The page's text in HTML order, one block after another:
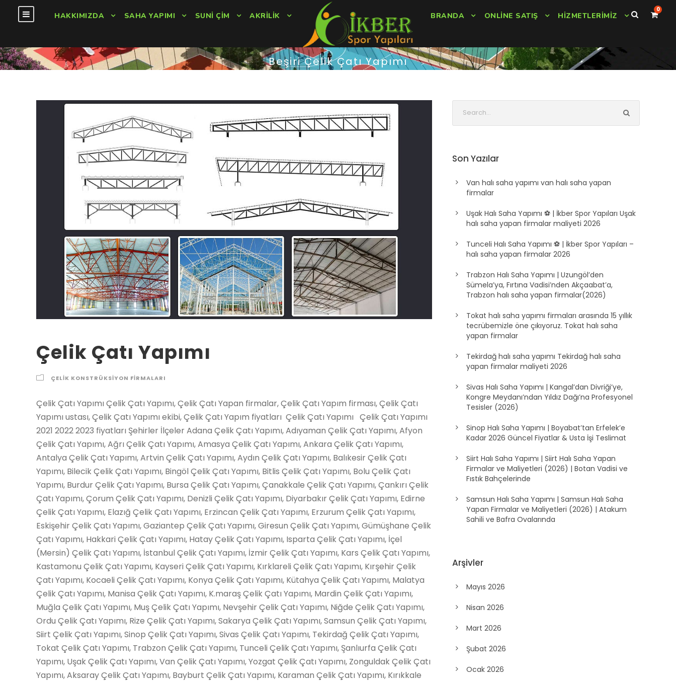
HAKKIMIZDA SAHA YAPIMI SUNI ÇIM AKRILIK BRANDA ONLINE SATIŞ HIZMETLERIMIZ
0
Beşiri Çelik Çatı Yapımı
Çelik Çatı Yapımı
ÇELIK KONSTRÜKSIYON FIRMALARI
Çelik Çatı Yapımı Çelik Çatı Yapımı, Çelik Çatı Yapan firmalar, Çelik Çatı Yapım firması, Çelik Çatı Yapımı ustası, Çelik Çatı Yapımı ekibi, Çelik Çatı Yapım fiyatları Çelik Çatı Yapımı Çelik Çatı Yapımı 2021 2022 2023 fiyatları Şehirler İlçeler Adana Çelik Çatı Yapımı, Adıyaman Çelik Çatı Yapımı, Afyon Çelik Çatı Yapımı, Ağrı Çelik Çatı Yapımı, Amasya Çelik Çatı Yapımı, Ankara Çelik Çatı Yapımı, Antalya Çelik Çatı Yapımı, Artvin Çelik Çatı Yapımı, Aydın Çelik Çatı Yapımı, Balıkesir Çelik Çatı Yapımı, Bilecik Çelik Çatı Yapımı, Bingöl Çelik Çatı Yapımı, Bitlis Çelik Çatı Yapımı, Bolu Çelik Çatı Yapımı, Burdur Çelik Çatı Yapımı, Bursa Çelik Çatı Yapımı, Çanakkale Çelik Çatı Yapımı, Çankırı Çelik Çatı Yapımı, Çorum Çelik Çatı Yapımı, Denizli Çelik Çatı Yapımı, Diyarbakır Çelik Çatı Yapımı, Edirne Çelik Çatı Yapımı, Elazığ Çelik Çatı Yapımı, Erzincan Çelik Çatı Yapımı, Erzurum Çelik Çatı Yapımı, Eskişehir Çelik Çatı Yapımı, Gaziantep Çelik Çatı Yapımı, Giresun Çelik Çatı Yapımı, Gümüşhane Çelik Çatı Yapımı, Hakkari Çelik Çatı Yapımı, Hatay Çelik Çatı Yapımı, Isparta Çelik Çatı Yapımı, İçel (Mersin) Çelik Çatı Yapımı, İstanbul Çelik Çatı Yapımı, İzmir Çelik Çatı Yapımı, Kars Çelik Çatı Yapımı, Kastamonu Çelik Çatı Yapımı, Kayseri Çelik Çatı Yapımı, Kırklareli Çelik Çatı Yapımı, Kırşehir Çelik Çatı Yapımı, Kocaeli Çelik Çatı Yapımı, Konya Çelik Çatı Yapımı, Kütahya Çelik Çatı Yapımı, Malatya Çelik Çatı Yapımı, Manisa Çelik Çatı Yapımı, K.maraş Çelik Çatı Yapımı, Mardin Çelik Çatı Yapımı, Muğla Çelik Çatı Yapımı, Muş Çelik Çatı Yapımı, Nevşehir Çelik Çatı Yapımı, Niğde Çelik Çatı Yapımı, Ordu Çelik Çatı Yapımı, Rize Çelik Çatı Yapımı, Sakarya Çelik Çatı Yapımı, Samsun Çelik Çatı Yapımı, Siirt Çelik Çatı Yapımı, Sinop Çelik Çatı Yapımı, Sivas Çelik Çatı Yapımı, Tekirdağ Çelik Çatı Yapımı, Tokat Çelik Çatı Yapımı, Trabzon Çelik Çatı Yapımı, Tunceli Çelik Çatı Yapımı, Şanlıurfa Çelik Çatı Yapımı, Uşak Çelik Çatı Yapımı, Van Çelik Çatı Yapımı, Yozgat Çelik Çatı Yapımı, Zonguldak Çelik Çatı Yapımı, Aksaray Çelik Çatı Yapımı, Bayburt Çelik Çatı Yapımı, Karaman Çelik Çatı Yapımı, Kırıkkale Çelik Çatı Yapımı, Batman Çelik Çatı Yapımı, Şırnak Çelik Çatı Yapımı, Bartın Çelik Çatı Yapımı, Ardahan Çelik Çatı Yapımı, Iğdır Çelik Çatı Yapımı, Yalova Çelik Çatı Yapımı, Karabük Çelik Çatı Yapımı, Kilis Çelik Çatı Yapımı, Osmaniye Çelik Çatı Yapımı,Düzce Çelik Çatı Yapımı, İbradı Çelik Çatı Yapımı, Kaş Çelik Çatı Yapımı, Kemer / Antalya Çelik Çatı Yapımı, Kepez Çelik Çatı Yapımı, Konyaaltı Çelik Çatı Yapımı, Korkuteli Çelik Çatı Yapımı, Gündoğmuş Çelik Çatı Yapımı, Alpu Çelik Çatı Yapımı, Beylikova Çelik Çatı Yapımı, Çifteler Çelik Çatı Yapımı, Günyüzü Çelik Çatı Yapımı, Han Çelik Çatı Yapımı, İnönü Çelik Çatı Yapımı, Mahmudiye Çelik Çatı Yapımı, Mihalgazi Çelik Çatı Yapımı, Mihalıççık Çelik Çatı Yapımı, Odunpazarı Çelik Çatı Yapımı, Sarıcakaya Çelik Çatı Yapımı, Seyitgazi Çelik Çatı Yapımı, Sivrihisar Çelik Çatı Yapımı, Tepebaşı Çelik Çatı Yapımı, Araban Çelik Çatı Yapımı, İslahiye Çelik Çatı Yapımı, Karkamış Çelik Çatı Yapımı, Nizip Çelik Çatı Yapımı, Nurdağı Çelik Çatı Yapımı, Oğuzeli Çelik Çatı Yapımı, Şahinbey Çelik Çatı Yapımı, Şehitkamil Çelik Çatı Yapımı, Yavuzeli Çelik Çatı Yapımı, Alucra Çelik Çatı Yapımı, Bulancak Çelik Çatı Yapımı, Çamoluk Çelik Çatı Yapımı, Çanakçı Çelik Çatı Yapımı, Dereli Çelik Çatı Yapımı, Doğankent Çelik Çatı Yapımı, Espiye Çelik Çatı Yapımı, Eynesil Çelik Çatı Yapımı, Giresun Merkez Çelik Çatı Yapımı, Görele Çelik Çatı Yapımı, Güce Çelik Çatı Yapımı, Keşap Çelik Çatı Yapımı, Piraziz Çelik Çatı Yapımı, Şebinkarahisar Çelik Çatı Yapımı, Tirebolu Çelik Çatı Yapımı, Yağlıdere Çelik Çatı Yapımı, Gümüşhane Merkez Çelik Çatı Yapımı, Kelkit Çelik Çatı Yapımı, Köse Çelik Çatı Yapımı, Kürtün Çelik Çatı Yapımı, Şiran Çelik Çatı Yapımı, Torul Çelik Çatı Yapımı, Çukurca Çelik Çatı Yapımı, Hakkari Merkez Çelik Çatı Yapımı, Şemdinli Çelik Çatı Yapımı, Yüksekova Çelik Çatı Yapımı, Altınözü Çelik Çatı Yapımı, Belen Çelik Çatı Yapımı, Dörtyol Çelik Çatı Yapımı, Erzin Çelik Çatı Yapımı, Hassa Çelik Çatı Yapımı, Hatay Merkez Çelik Çatı Yapımı, İskenderun Çelik Çatı Yapımı, Kırıkhan Çelik Çatı Yapımı, Kumlu Çelik Çatı Yapımı, Reyhanlı Çelik Çatı Yapımı, Samandağ Çelik Çatı Yapımı, Yayladağı Çelik Çatı Yapımı, Aksu / Isparta Çelik Çatı Yapımı, Atabey Çelik Çatı Yapımı, Eğirdir Çelik Çatı Yapımı, Gelendost Çelik Çatı Yapımı, Gönen / Isparta Çelik Çatı Yapımı, Isparta Merkez Çelik Çatı Yapımı, Keçiborlu Çelik Çatı Yapımı, Senirkent Çelik Çatı Yapımı, Sütçüler Çelik Çatı Yapımı, Şarkikaraağaç Çelik Çatı Yapımı, Uluborlu Çelik Çatı Yapımı, Yalvaç Çelik Çatı Yapımı, Yenişarbademli Çelik Çatı Yapımı, Akdeniz Çelik Çatı Yapımı, Anamur Çelik Çatı Yapımı, Aydıncık / Mersin Çelik Çatı Yapımı, Bafra Çelik Çatı Yapımı, Canik Çelik Çatı Yapımı, Çarşamba Çelik Çatı Yapımı, Havza Çelik Çatı Yapımı, İlkadım Çelik Çatı Yapımı, Kavak Çelik Çatı Yapımı, Ladik Çelik Çatı Yapımı, Ondokuzmayıs Çelik Çatı Yapımı, Salıpazarı Çelik Çatı Yapımı, Tekkeköy Çelik Çatı Yapımı, Terme Çelik Çatı Yapımı, Vezirköprü Çelik Çatı Yapımı, Yakakent Çelik Çatı Yapımı, Aydınlar Çelik Çatı Yapımı, Baykan Çelik Çatı Yapımı, Eruh Çelik Çatı Yapımı, Kurtalan Çelik Çatı Yapımı, Pervari Çelik Çatı Yapımı, Siirt Merkez Çelik Çatı Yapımı, Şirvan Çelik Çatı Yapımı, Ayancık Çelik Çatı Yapımı, Boyabat Çelik Çatı Yapımı, Dikmen Çelik Çatı Yapımı, Durağan Çelik Çatı Yapımı, Erfelek Çelik Çatı Yapımı, Gerze Çelik Çatı Yapımı, Saraydüzü Çelik Çatı Yapımı, Sinop Merkez Çelik Çatı Yapımı, Türkeli Çelik Çatı Yapımı, Akıncılar Çelik Çatı Yapımı, Altınyayla / Sivas Çelik Çatı Yapımı, Divriği Çelik Çatı Yapımı, Doğanşar Çelik Çatı Yapımı, Gemerek Çelik Çatı Yapımı, Gölova Çelik Çatı Yapımı, Gürün Çelik Çatı Yapımı, Hafik Çelik Çatı Yapımı, İmranlı Çelik Çatı Yapımı, Kangal Çelik Çatı Yapımı, Koyulhisar Çelik Çatı Yapımı, Sivas Merkez Çelik Çatı Yapımı, Suşehri Çelik Çatı Yapımı, Şarkışla Çelik Çatı Yapımı, Ulaş Çelik Çatı Yapımı, Yıldızeli Çelik Çatı Yapımı, Zara Çelik Çatı Yapımı, Çerkezköy Çelik Çatı Yapımı, Çorlu Çelik Çatı Yapımı, Hayrabolu Çelik Çatı Yapımı, Malkara Çelik Çatı Yapımı, Marmaraereğlisi Çelik Çatı Yapımı, Muratlı Çelik Çatı Yapımı, Saray / Tekirdağ Çelik Çatı Yapımı, Şarköy Çelik Çatı Yapımı, Tekirdağ Merkez Çelik Çatı Yapımı, Almus Çelik Çatı Yapımı, Artova Çelik Çatı Yapımı, Başçiftlik Çelik Çatı Yapımı, Erbaa Çelik Çatı Yapımı, Niksar Çelik Çatı Yapımı, Pazar / Tokat Çelik Çatı Yapımı, Reşadiye Çelik Çatı Yapımı, Sulusaray Çelik Çatı Yapımı, Tokat Merkez Çelik Çatı Yapımı, Turhal Çelik Çatı Yapımı, Siyahyurt / Tokat Çelik Çatı Yapımı, Zile Çelik Çatı Yapımı, Akçaabat Çelik Çatı Yapımı, Araklı Çelik Çatı Yapımı, Arsin Çelik Çatı Yapımı, Beşikdüzü Çelik Çatı Yapımı, Çarşıbaşı Çelik Çatı Yapımı, Çaykara Çelik Çatı Yapımı, Dernekpazarı Çelik Çatı Yapımı, Düzköy Çelik Çatı Yapımı, Hayrat Çelik Çatı Yapımı, Köprübaşı / Trabzon Çelik Çatı Yapımı, Maçka Çelik Çatı Yapımı, Of Çelik Çatı Yapımı, Sürmene Çelik Çatı Yapımı, Şalpazarı Çelik Çatı Yapımı, Tonya Çelik Çatı Yapımı, Trabzon Merkez Çelik Çatı Yapımı, Vakfıkebir Çelik Çatı Yapımı, Yomra Çelik Çatı Yapımı, Çemişgezek Çelik Çatı Yapımı, Hozat Çelik Çatı Yapımı, Mazgirt Çelik Çatı Yapımı, Nazımiye Çelik Çatı Yapımı, Ovacık / Tunceli Çelik Çatı Yapımı, Pertek Çelik Çatı Yapımı, Pülümür Çelik Çatı Yapımı, Tunceli Merkez Çelik Çatı Yapımı, Akçakale Çelik Çatı Yapımı, Birecik Çelik Çatı Yapımı, Bozova Çelik Çatı Yapımı, Ceylanpınar Çelik Çatı Yapımı, Halfeti Çelik Çatı Yapımı, Harran Çelik Çatı Yapımı, Hilvan Çelik Çatı Yapımı, Siverek Çelik Çatı Yapımı, Suruç Çelik Çatı Yapımı, Şanlıurfa Merkez Çelik Çatı Yapımı, Viranşehir Çelik Çatı Yapımı, Banaz Çelik Çatı Yapımı, Eşme Çelik Çatı Yapımı, Karahallı Çelik Çatı Yapımı, Sivaslı Çelik Çatı Yapımı, Ulubey / Uşak Çelik Çatı Yapımı, Uşak Merkez Çelik Çatı Yapımı, Bahçesaray Çelik Çatı Yapımı, Başkale Çelik Çatı Yapımı, Çaldıran Çelik Çatı Yapımı, Çatak Çelik Çatı Yapımı, Edremit / Van Çelik Çatı Yapımı, Erciş Çelik Çatı Yapımı, Gevaş Çelik Çatı Yapımı, Gürpınar Çelik Çatı Yapımı, Muradiye Çelik Çatı Yapımı, Özalp Çelik Çatı Yapımı, Saray / Van Çelik Çatı Yapımı, Van Merkez Çelik Çatı Yapımı, Akdağmadeni Çelik Çatı Yapımı, Aydıncık / Yozgat Çelik Çatı Yapımı, Boğazlıyan Çelik Çatı Yapımı, Çandır Çelik Çatı Yapımı, Çayıralan Çelik Çatı Yapımı, Çekerek Çelik Çatı Yapımı, Kadışehri Çelik Çatı Yapımı, Saraykent Çelik Çatı Yapımı, Sarıkaya Çelik Çatı Yapımı, Sorgun Çelik Çatı Yapımı, Şefaatli Çelik Çatı Yapımı, Yenifakılı Çelik Çatı Yapımı, Yerköy Çelik Çatı Yapımı, Yozgat Merkez Çelik Çatı Yapımı, Alaplı Çelik Çatı Yapımı, Çaycuma Çelik Çatı Yapımı, Devrek Çelik Çatı Yapımı, Ereğli / Zonguldak Çelik Çatı Yapımı, Gökçebey Çelik Çatı Yapımı, Zonguldak Merkez Çelik Çatı Yapımı, Ağaçören Çelik Çatı Yapımı, Aksaray Merkez Çelik Çatı Yapımı, Eskil Çelik Çatı Yapımı, Gülağaç Çelik Çatı Yapımı, Güzelyurt Çelik Çatı Yapımı, Ortaköy Çelik Çatı Yapımı, Sarıyahşi Çelik Çatı Yapımı, Aydıntepe Çelik Çatı Yapımı, Bayburt Merkez Çelik Çatı Yapımı, Demirözü Çelik Çatı Yapımı, Ayrancı Çelik Çatı Yapımı, Başyayla Çelik Çatı Yapımı, Ermenek Çelik Çatı Yapımı, Karaman Merkez Çelik Çatı Yapımı, Kazımkarabekir Çelik Çatı Yapımı, Sarıveliler Çelik Çatı Yapımı, Bahşili Çelik Çatı Yapımı, Balışeyh Çelik Çatı Yapımı, Çelebi Çelik Çatı Yapımı, Delice Çelik Çatı Yapımı, Karakeçili Çelik Çatı Yapımı, Keskin Çelik Çatı Yapımı, Kırıkkale Merkez Çelik Çatı Yapımı, Sulakyurt Çelik Çatı Yapımı, Yahşihan Çelik Çatı Yapımı, Batman Merkez Çelik Çatı Yapımı, Beşiri Çelik Çatı Yapımı, Gercüş Çelik Çatı Yapımı, Hasankeyf Çelik Çatı Yapımı, Kozluk Çelik Çatı Yapımı, Sason Çelik Çatı Yapımı, Beytüşşebap Çelik Çatı Yapımı, Cizre Çelik Çatı Yapımı, Güçlükonak Çelik Çatı Yapımı, İdil Çelik Çatı Yapımı, Silopi Çelik Çatı Yapımı, Şırnak Merkez Çelik Çatı Yapımı, Uludere Çelik Çatı Yapımı, Amasra Çelik Çatı Yapımı, Bartın Merkez Çelik Çatı Yapımı, Kurucaşile Çelik Çatı Yapımı, Ulus Çelik Çatı Yapımı, Ardahan Merkez Çelik
Son Yazılar
Van halı saha yapımı van halı saha yapan
firmalar
Uşak Halı Saha Yapımı ⚽ | İkber Spor Yapıları Uşak
halı saha yapan firmalar maliyeti 2026
Tunceli Halı Saha Yapımı ⚽ | İkber Spor Yapıları –
halı saha yapan firmalar 2026
Trabzon Halı Saha Yapımı | Uzungöl’den
Sümela’ya, Fırtına Vadisi’nden Akçaabat’a,
Trabzon halı saha yapan firmalar(2026)
Tokat halı saha yapımı firmaları arasında 15 yıllık
tecrübemizle öne çıkıyoruz. Tokat halı saha
yapan firmalar
Tekirdağ halı saha yapımı Tekirdağ halı saha
yapan firmalar maliyeti 2026
Sivas Halı Saha Yapımı | Kangal’dan Divriği’ye,
Kongre Meydanı’ndan Yıldız Dağı’na Profesyonel
Tesisler (2026)
Sinop Halı Saha Yapımı | Boyabat’tan Erfelek’e
Kadar 2026 Güncel Fiyatlar & Usta İşi Teslimat
Siirt Halı Saha Yapımı | Siirt Halı Saha Yapan
Firmalar ve Maliyetleri (2026) | Botan Vadisi ve
Fıstık Bahçelerinde
Samsun Halı Saha Yapımı | Samsun Halı Saha
Yapan Firmalar ve Maliyetleri (2026) | Atakum
Sahili ve Bafra Ovalarında
Arşivler
Mayıs 2026
Nisan 2026
Mart 2026
Şubat 2026
Ocak 2026